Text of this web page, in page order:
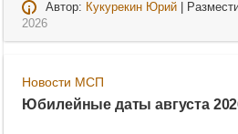
Автор: Кукурекин Юрий|
2026
Новости МСП
Юбилейные даты августа